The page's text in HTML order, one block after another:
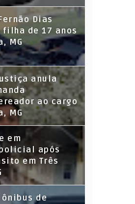
Dias
de 17 anos
MG
anula
ao cargo
MG
em
após
em Três
de